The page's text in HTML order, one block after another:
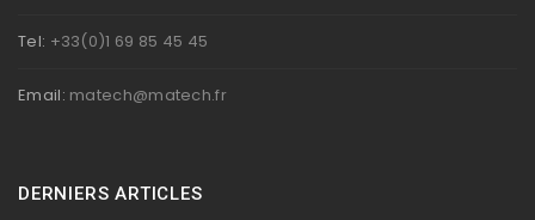
Tel: +33(0)1 69 85 45 45
Email: matech@matech.fr
DERNIERS ARTICLES